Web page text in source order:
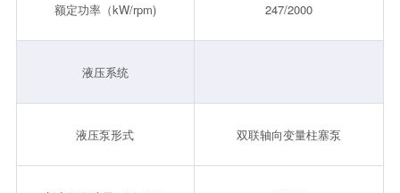
额定功率（kW/rpm) 247/2000
液压系统
液压泵形式 双联轴向变量柱塞泵